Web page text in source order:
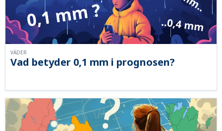
Vad betyder 0,1 mm i prognosen?
VÄDER